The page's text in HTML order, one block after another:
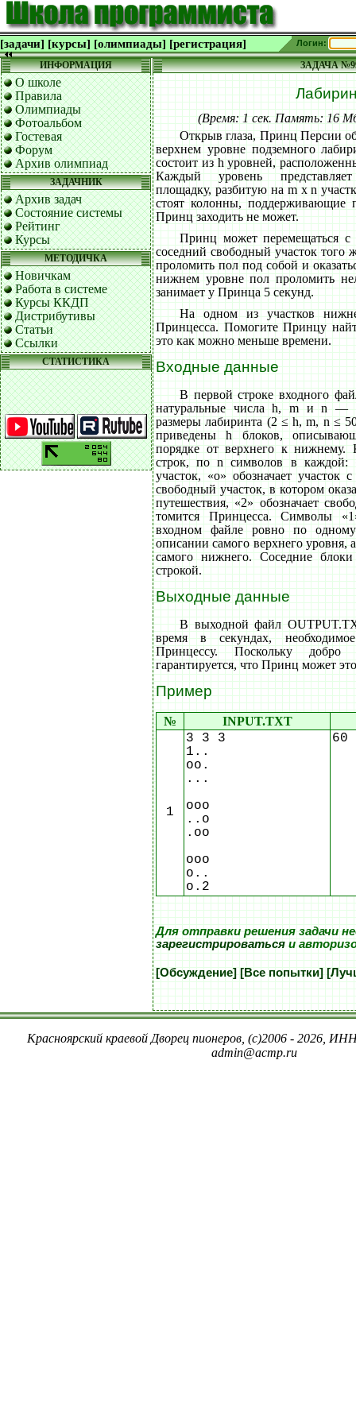
[задачи] [курсы] [олимпиады] [регистрация] Логин:
ИНФОРМАЦИЯ
О школе
Правила
Олимпиады
Фотоальбом
Гостевая
Форум
Архив олимпиад
ЗАДАЧНИК
Архив задач
Состояние системы
Рейтинг
Курсы
МЕТОДИЧКА
Новичкам
Работа в системе
Курсы ККДП
Дистрибутивы
Статьи
Ссылки
СТАТИСТИКА
ЗАДАЧА
(Время: 1 сек. Память: 16
Открыв глаза, Принц Персии
верхнем уровне подземного
состоит из h уровней,
Каждый уровень
площадку, разбитую на m х n
стоят колонны, поддерживающие
Принц заходить не может.
Принц может перемещаться с
соседний свободный участок того
проломить пол под собой и
нижнем уровне пол проломить
занимает у Принца 5 секунд.
На одном из участков
Принцесса. Помогите Принцу
это как можно меньше времени.
Входные данные
В первой строке входного
натуральные числа h, m и n —
размеры лабиринта (2 ≤ h, m, n ≤
приведены h блоков,
порядке от верхнего к
строк, по n символов в каждой:
участок, «о» обозначает участок
свободный участок, в котором
путешествия, «2» обозначает
томится Принцесса. Символы
входном файле ровно по
описании самого верхнего
самого нижнего. Соседние
строкой.
Выходные данные
В выходной файл
время в секундах,
Принцессу. Поскольку добро
гарантируется, что Принц может
Пример
№ INPUT.TXT
1
3 3 3
1..
oo.
...
ooo
..o
.oo
ooo
o..
o.2
60
Для отправки решения задачи
зарегистрироватьсяи
[Обсуждение] [Все попытки]
Красноярский краевой Дворец пионеров, (c)2006 - 2026,
admin@acmp.ru